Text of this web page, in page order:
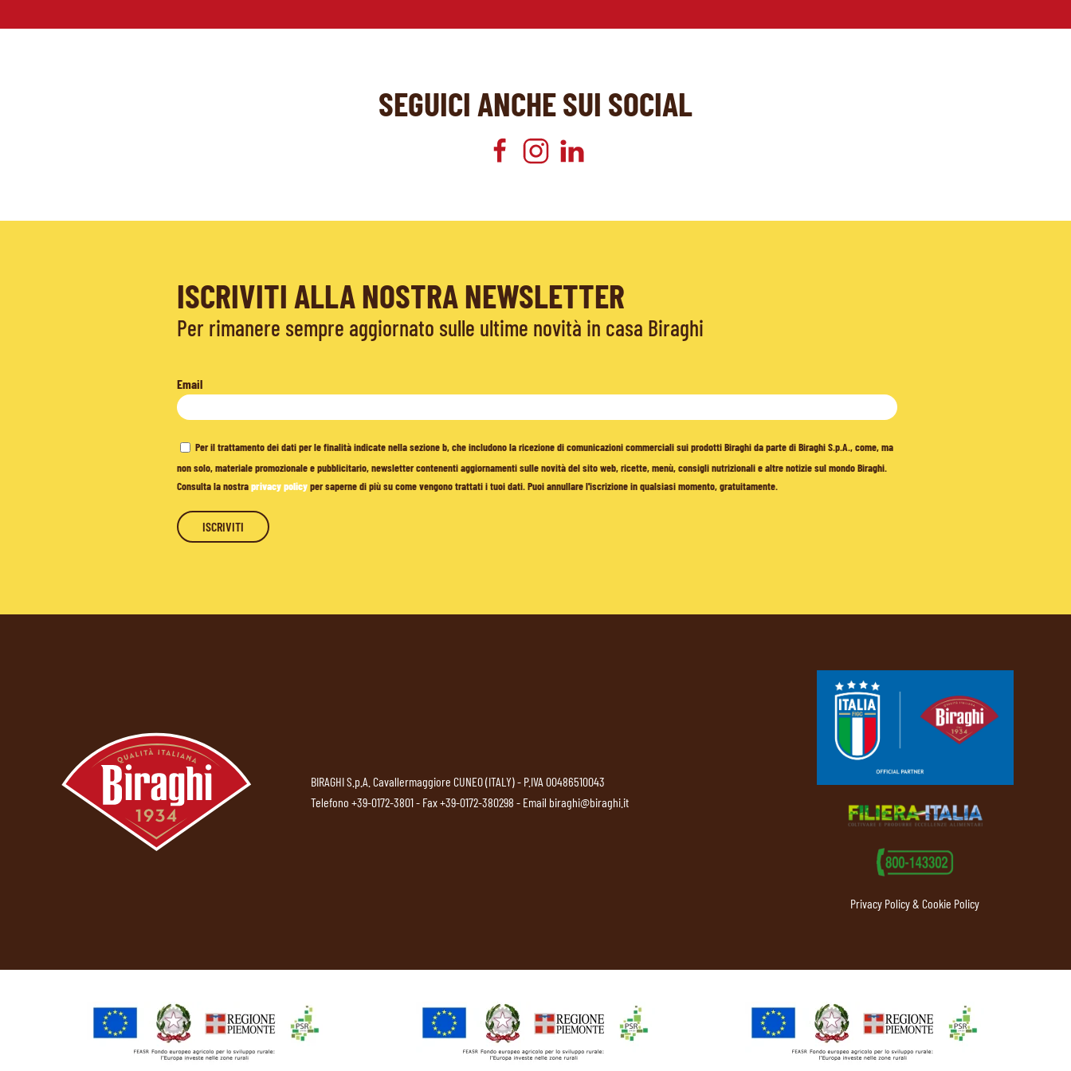
SEGUICI ANCHE SUI SOCIAL
ISCRIVITI ALLA NOSTRA NEWSLETTER
Per rimanere sempre aggiornato sulle ultime novità in casa Biraghi
Email
Per il trattamento dei dati per le finalità indicate nella sezione b, che includono la ricezione di comunicazioni commerciali sui prodotti Biraghi da parte di Biraghi S.p.A., come, ma
non solo, materiale promozionale e pubblicitario, newsletter contenenti aggiornamenti sulle novità del sito web, ricette, menù, consigli nutrizionali e altre notizie sul mondo Biraghi.
Consulta la nostraprivacy policyper saperne di più su come vengono trattati i tuoi dati. Puoi annullare l'iscrizione in qualsiasi momento, gratuitamente.
BIRAGHI S.p.A. Cavallermaggiore CUNEO (ITALY) - P.IVA 00486510043
Telefono +39-0172-3801- Fax +39-0172-380298 - Email biraghi@biraghi.it
Privacy Policy & Cookie Policy